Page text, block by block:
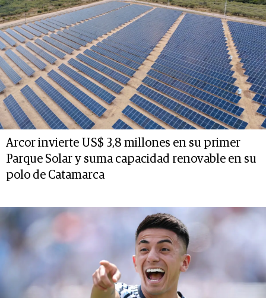
Arcor invierte US$ 3,8 millones en su primer
Parque Solar y suma capacidad renovable en su
polo de Catamarca